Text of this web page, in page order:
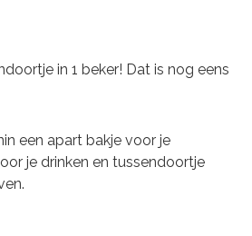
in 1 beker! Dat is nog eens
een apart bakje voor je
je drinken en tussendoortje